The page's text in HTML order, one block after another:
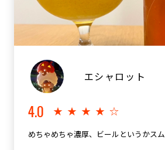
エシャロット
4.0 ★★★★☆
めちゃめちゃ濃厚、ビールというかス